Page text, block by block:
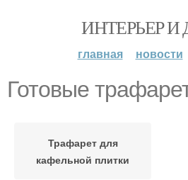
ИНТЕРЬЕР И
главная новости
Готовые
Трафарет для
кафельной плитки